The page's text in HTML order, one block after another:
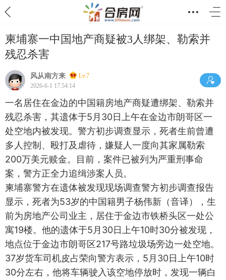
柬埔寨一中国地产商疑被3人绑架、勒索并
残忍杀害
风从南方来
Lv.7
2026-6-1 17:54:14
一名居住在金边的中国籍房地产商疑遭绑架、勒索并
残忍杀害，其遗体于5月30日上午在金边市朗哥区一
处空地内被发现。警方初步调查显示，死者生前曾遭
多人控制、殴打及虐待，嫌疑人一度向其家属勒索
200万美元赎金。目前，案件已被列为严重刑事命
案，警方正全力追缉涉案人员。
柬埔寨警方在遗体被发现现场调查警方初步调查报告
显示，死者为53岁的中国籍男子杨伟新（音译），生
前为房地产公司业主，居住于金边市铁桥头区一处公
寓19楼。他的遗体于5月30日上午10时30分被发现，
地点位于金边市朗哥区217号路垃圾场旁边一处空地。
37岁货车司机皮占荣向警方表示，5月30日上午10时
30分左右，他将车辆驶入该空地停放时，发现一辆白